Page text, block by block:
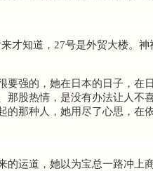
才知道，27号是外贸大楼。神
要强的，她在日本的日子，在
那股热情，是没有办法让人不
的那种人，她用尽了心思，在
的运道，她以为宝总一路冲上